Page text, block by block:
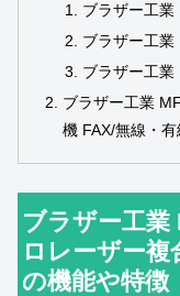
ブラザー工業
ブラザー工業
ブラザー工業
ブラザー工業
機 FAX/無線・
ブラザー工業
ロレーザー複
の機能や特徴